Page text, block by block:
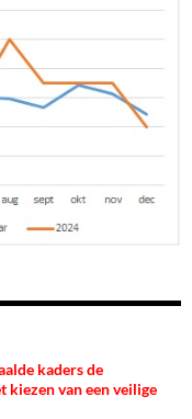
kaders de
kiezen van een veilige